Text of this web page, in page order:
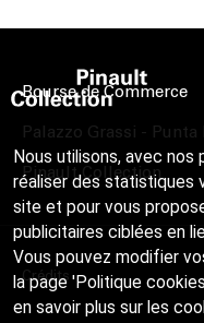
Bourse de Commerce
Palazzo Grassi - Punta
Pinault Collection
Crédits
Nous utilisons, avec
réaliser des statistiques
site et pour vous
publicitaires ciblées en
Vous pouvez modifier
la page 'Politique
en savoir plus sur les